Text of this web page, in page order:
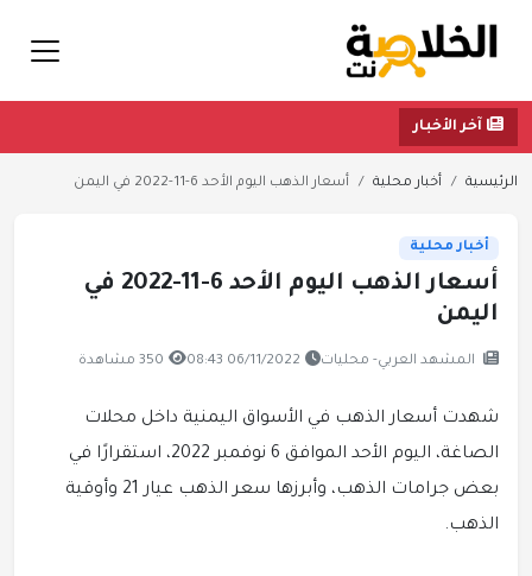
آخر الأخبار
الرئيسية أخبار محلية أسعار الذهب اليوم الأحد 6-11-2022 في اليمن
أخبار محلية
أسعار الذهب اليوم الأحد 6-11-2022 في
اليمن
المشهد العربي- محليات 06/11/2022 08:43 350 مشاهدة
شهدت أسعار الذهب في الأسواق اليمنية داخل محلات
الصاغة، اليوم الأحد الموافق 6 نوفمبر 2022، استقرارًا في
بعض جرامات الذهب، وأبرزها سعر الذهب عيار 21 وأوقية
الذهب.